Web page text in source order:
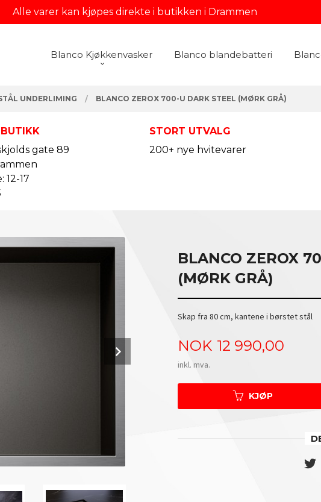
Alle varer kan kjøpes direkte i butikken i Drammen
Blanco Kjøkkenvasker Blanco blandebatteri
UNDERLIMING BLANCO ZEROX 700-U DARK STEEL (MØRK GRÅ)
gate 89
12-17
STORT UTVALG
200+ nye hvitevarer
BLANCO ZEROX
(MØRK GRÅ)
Skap fra 80 cm, kantene i børstet stål
Pris
NOK 12 990,00
inkl. mva.
KJØP